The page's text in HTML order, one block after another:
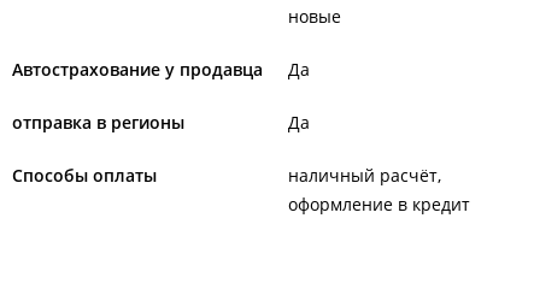
новые
Автострахование у продавца Да
отправка в регионы Да
Способы оплаты
наличный расчёт
оформление в кредит